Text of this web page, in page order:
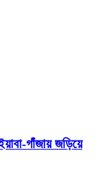
গাঁজায় জড়িয়ে